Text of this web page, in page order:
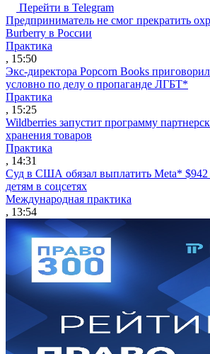
Перейти в Telegram
Предприниматель не смог прекратить
Burberry в России
Практика
, 15:50
Экс-директора Popcorn Books
условно по делу о пропаганде ЛГБТ*
Практика
, 15:25
Wildberries запустит программу
хранения товаров
Практика
, 14:31
Суд в США обязал выплатить Meta* $942
детям в соцсетях
Международная практика
, 13:54